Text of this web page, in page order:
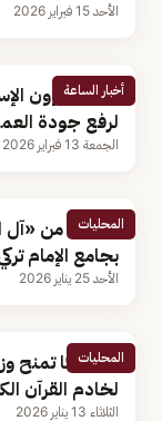
الأحد 15 فبراير 2026
أخبار الساعة
وزير الشؤون
لرفع جودة
الجمعة 13 فبراير 2026
المحليات
بتوجيه من «آل
بجامع الإمام
الأحد 25 يناير 2026
المحليات
سريلانكا تمنح
لخادم القرآن
الثلاثاء 13 يناير 2026